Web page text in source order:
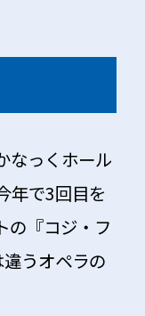
なっくホール
年で3回目を
の『コジ・フ
うオペラの